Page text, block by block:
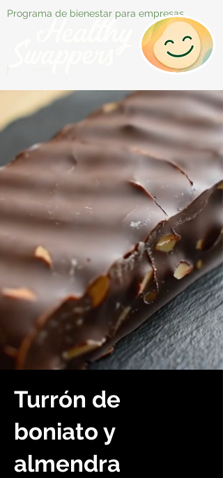
Programa de bienestar para empresas
Turrón de
boniato y
almendra